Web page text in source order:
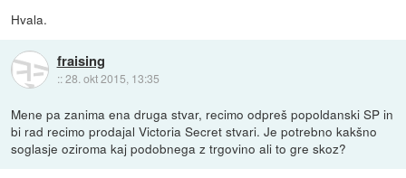
Hvala.
fraising
::28. okt 2015, 13:35
Mene pa zanima ena druga stvar, recimo odpreš popoldanski SP in
bi rad recimo prodajal Victoria Secret stvari. Je potrebno kakšno
soglasje oziroma kaj podobnega z trgovino ali to gre skoz?